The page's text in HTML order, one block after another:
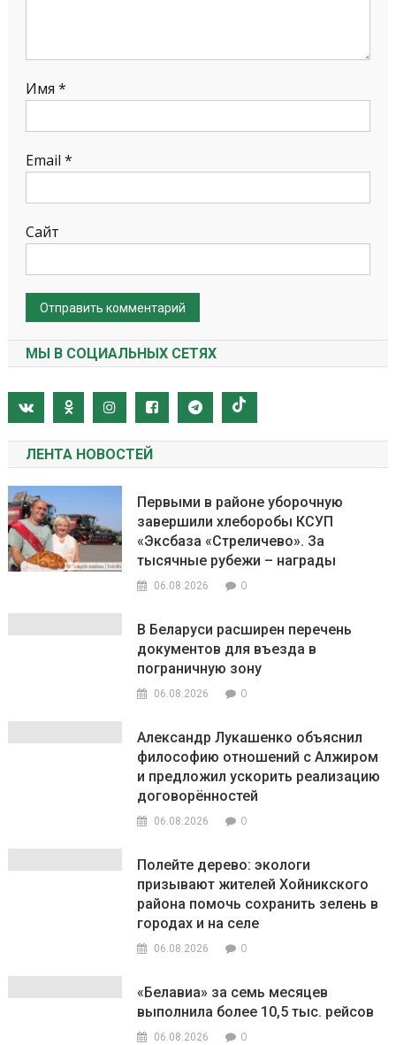
Имя *
Email *
Сайт
МЫ В СОЦИАЛЬНЫХ СЕТЯХ
ЛЕНТА НОВОСТЕЙ
Первыми в районе уборочную
завершили хлеборобы КСУП
«Эксбаза «Стреличево». За
тысячные рубежи – награды
06.08.2026 0
В Беларуси расширен перечень
документов для въезда в
пограничную зону
06.08.2026 0
Александр Лукашенко объяснил
философию отношений с Алжиром
и предложил ускорить реализацию
договорённостей
06.08.2026 0
Полейте дерево: экологи
призывают жителей Хойникского
района помочь сохранить зелень в
городах и на селе
06.08.2026 0
«Белавиа» за семь месяцев
выполнила более 10,5 тыс. рейсов
06.08.2026 0